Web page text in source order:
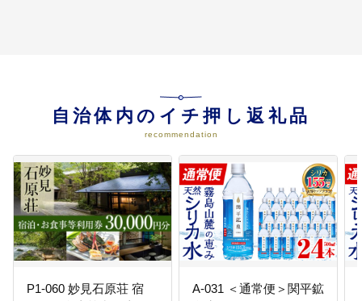
自治体内のイチ押し返礼品
recommendation
P1-060 妙見石原荘 宿
A-031 ＜通常便＞関平鉱